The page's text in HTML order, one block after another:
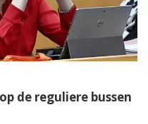
de reguliere bussen